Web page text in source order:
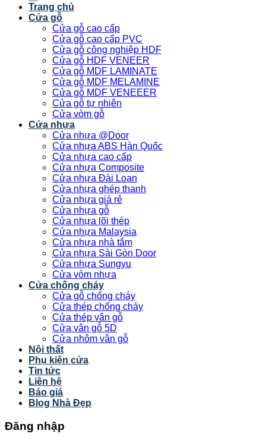
Trang chủ
Cửa gỗ
Cửa gỗ cao cấp
Cửa gỗ cao cấp PVC
Cửa gỗ công nghiệp HDF
Cửa gỗ HDF VENEER
Cửa gỗ MDF LAMINATE
Cửa gỗ MDF MELAMINE
Cửa gỗ MDF VENEEER
Cửa gỗ tự nhiên
Cửa vòm gỗ
Cửa nhựa
Cửa nhựa @Door
Cửa nhựa ABS Hàn Quốc
Cửa nhựa cao cấp
Cửa nhựa Composite
Cửa nhựa Đài Loan
Cửa nhựa ghép thanh
Cửa nhựa giá rẻ
Cửa nhựa gỗ
Cửa nhựa lõi thép
Cửa nhựa Malaysia
Cửa nhựa nhà tắm
Cửa nhựa Sài Gòn Door
Cửa nhựa Sungyu
Cửa vòm nhựa
Cửa chống cháy
Cửa gỗ chống cháy
Cửa thép chống cháy
Cửa thép vân gỗ
Cửa vân gỗ 5D
Cửa nhôm vân gỗ
Nội thất
Phụ kiện cửa
Tin tức
Liên hệ
Báo giá
Blog Nhà Đẹp
Đăng nhập